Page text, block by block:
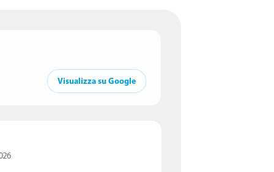
Visualizza su Google